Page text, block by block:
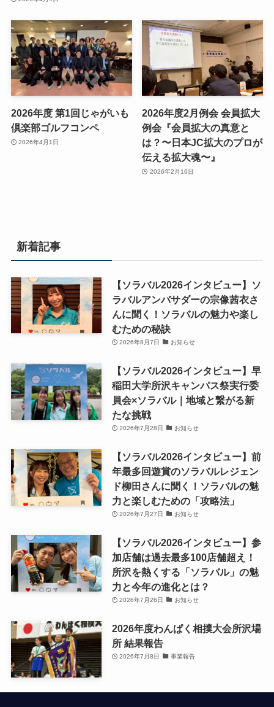
2026年度 第1回じゃがいも
倶楽部ゴルフコンペ
2026年4月1日
2026年度2月例会 会員拡大
例会『会員拡大の真意と
は？〜日本JC拡大のプロが
伝える拡大魂〜』
2026年2月16日
新着記事
【ソラバル2026インタビュー】ソ
ラバルアンバサダーの宗像茜衣さ
んに聞く！ソラバルの魅力や楽し
むための秘訣
2026年8月7日 お知らせ
【ソラバル2026インタビュー】早
稲田大学所沢キャンパス祭実行委
員会×ソラバル｜地域と繋がる新
たな挑戦
2026年7月28日 お知らせ
【ソラバル2026インタビュー】前
年最多回遊賞のソラバルレジェン
ド柳田さんに聞く！ソラバルの魅
力と楽しむための「攻略法」
2026年7月27日 お知らせ
【ソラバル2026インタビュー】参
加店舗は過去最多100店舗超え！
所沢を熱くする「ソラバル」の魅
力と今年の進化とは？
2026年7月26日 お知らせ
2026年度わんぱく相撲大会所沢場
所 結果報告
2026年7月8日 事業報告